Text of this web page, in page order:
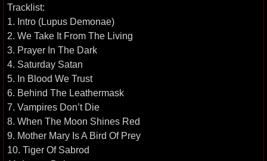
Tracklist:
1. Intro (Lupus Demonae)
2. We Take It From The Living
3. Prayer In The Dark
4. Saturday Satan
5. In Blood We Trust
6. Behind The Leathermask
7. Vampires Don’t Die
8. When The Moon Shines Red
9. Mother Mary Is A Bird Of Prey
10. Tiger Of Sabrod